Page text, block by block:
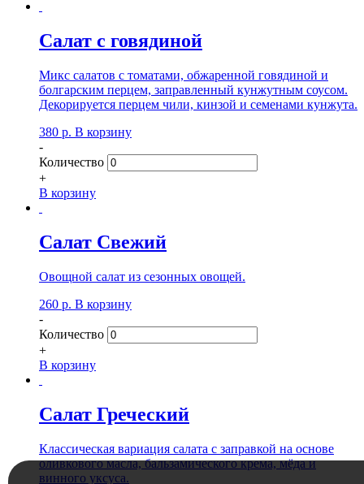
Салат с говядиной
Микс салатов с томатами, обжаренной говядиной и
болгарским перцем, заправленный кунжутным соусом.
Декорируется перцем чили, кинзой и семенами кунжута.
380 р. В корзину
-
Количество
+
В корзину
Салат Свежий
Овощной салат из сезонных овощей.
260 р. В корзину
-
Количество
+
В корзину
Салат Греческий
Классическая вариация салата с заправкой на основе
оливкового масла, бальзамического крема, мёда и
винного уксуса.